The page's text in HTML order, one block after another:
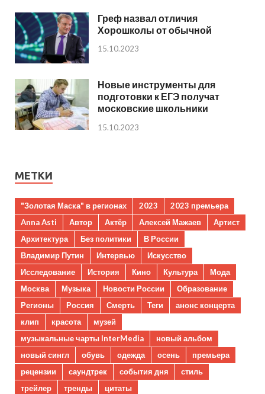
Греф назвал отличия
Хорошколы от обычной
15.10.2023
Новые инструменты для
подготовки к ЕГЭ получат
московские школьники
15.10.2023
МЕТКИ
"Золотая Маска" в регионах 2023
2023 премьера
Anna Asti
Автор Актёр Алексей Мажаев
Артист
Архитектура
Без политики
В России
Владимир Путин
Интервью
Искусство
Исследование
История Кино Культура
Мода
Москва
Музыка Новости России
Образование
Регионы
Россия Смерть Теги
анонс концерта
клип
красота
музей
музыкальные чарты InterMedia
новый альбом
новый сингл
обувь одежда осень
премьера
рецензии
саундтрек события дня
стиль
трейлер
тренды цитаты